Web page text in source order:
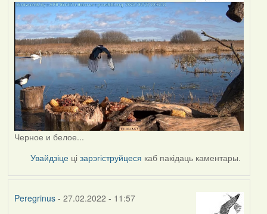
Черное и белое...
Увайдзіце цізарэгіструйцеся каб пакідаць каментары.
Peregrinus- 27.02.2022 - 11:57